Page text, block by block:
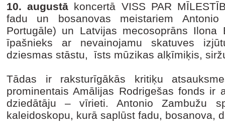
10. augustā koncertā VISS PAR
fadu un bosanovas meistariem
Portugāle) un Latvijas mecosoprāns
īpašnieks ar nevainojamu skatuves
dziesmas stāstu, īsts mūzikas alķīmiķis,
Tādas ir raksturīgākās kritiķu
prominentais Amālijas Rodrigešas fonds ir
dziedātāju – vīrieti. Antonio Zambužu
kaleidoskopu, kurā saplūst fadu, bosanova,